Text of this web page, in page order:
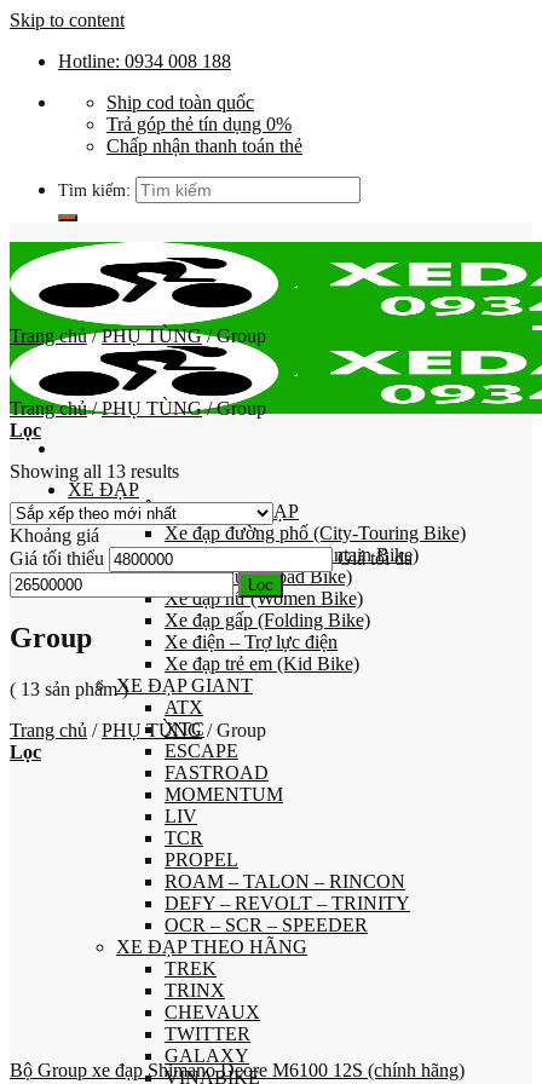
Skip to content
Hotline: 0934 008 188
Ship cod toàn quốc
Trả góp thẻ tín dụng 0%
Chấp nhận thanh toán thẻ
Tìm kiếm:
XE ĐẠP
PHÂN LOẠI XE ĐẠP
Xe đạp đường phố (City-Touring Bike)
Xe đạp địa hình (Mountain Bike)
Xe đạp đua (Road Bike)
Xe đạp nữ (Women Bike)
Xe đạp gấp (Folding Bike)
Xe điện – Trợ lực điện
Xe đạp trẻ em (Kid Bike)
XE ĐẠP GIANT
ATX
XTC
ESCAPE
FASTROAD
MOMENTUM
LIV
TCR
PROPEL
ROAM – TALON – RINCON
DEFY – REVOLT – TRINITY
OCR – SCR – SPEEDER
XE ĐẠP THEO HÃNG
TREK
TRINX
CHEVAUX
TWITTER
GALAXY
VINABIKE
Trang chủ / PHỤ TÙNG /Group
Trang chủ / PHỤ TÙNG /Group
Lọc
Showing all 13 results
Khoảng giá
Giá tối thiểu
Giá tối đa
Lọc
Group
( 13 sản phẩm )
Trang chủ / PHỤ TÙNG /Group
Lọc
Bộ Group xe đạp Shimano Deore M6100 12S (chính hãng)